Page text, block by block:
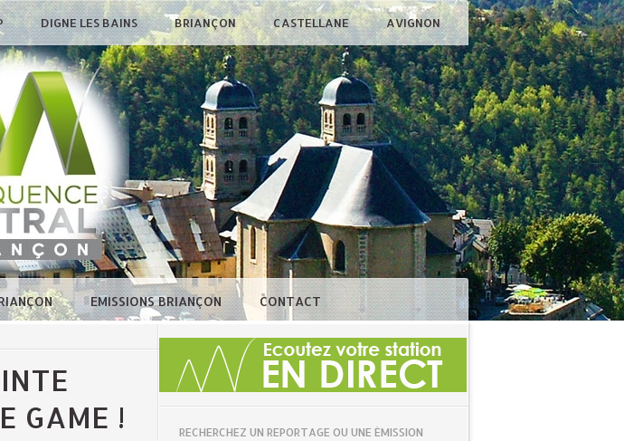
DIGNE LES BAINS BRIANÇON CASTELLANE AVIGNON
EMISSIONS BRIANÇON CONTACT
GAME !
RECHERCHEZ UN REPORTAGE OU UNE ÉMISSION